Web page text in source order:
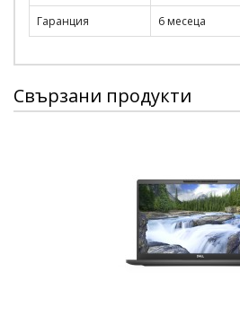
Гаранция
6 месеца
Свързани продукти